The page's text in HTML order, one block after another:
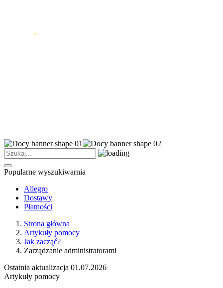
Popularne wyszukiwarnia
Allegro
Dostawy
Płatności
Strona główna
Artykuły pomocy
Jak zacząć?
Zarządzanie administratorami
Ostatnia aktualizacja 01.07.2026
Artykuły pomocy